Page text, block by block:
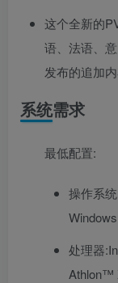
这个全新的
语、法语、
发布的追加
系统需求
最低配置:
操作系
处理器
Athlon™